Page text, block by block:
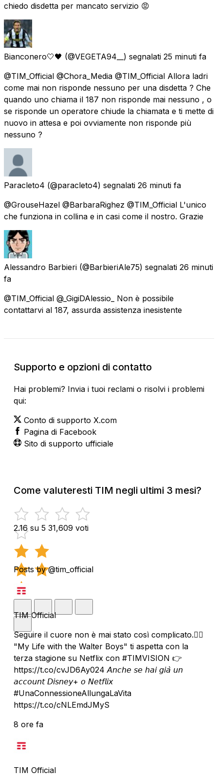
chiedo disdetta per mancato servizio 😡
Bianconero🤍🖤 (@VEGETA94__) segnalati 25 minuti fa
@TIM_Official @Chora_Media @TIM_Official Allora ladri
come mai non risponde nessuno per una disdetta ? Che
quando uno chiama il 187 non risponde mai nessuno , o
se risponde un operatore chiude la chiamata e ti mette di
nuovo in attesa e poi ovviamente non risponde più
nessuno ?
Paracleto4 (@paracleto4) segnalati 26 minuti fa
@GrouseHazel @BarbaraRighez @TIM_Official L'unico
che funziona in collina e in casi come il nostro. Grazie
Alessandro Barbieri (@BarbieriAle75) segnalati 26 minuti
fa
@TIM_Official @_GigiDAlessio_ Non è possibile
contattarvi al 187, assurda assistenza inesistente
Supporto e opzioni di contatto
Hai problemi? Invia i tuoi reclami o risolvi i problemi
qui:
Conto di supporto X.com
Pagina di Facebook
Sito di supporto ufficiale
Come valuteresti TIM negli ultimi 3 mesi?
2.16 su 5 31,609 voti
Posts by @tim_official
TIM Official
Seguire il cuore non è mai stato così complicato.❤️‍🔥
"My Life with the Walter Boys" ti aspetta con la
terza stagione su Netflix con #TIMVISION 👉
https://t.co/cvJD6Ay024 𝘈𝘯𝘤𝘩𝘦 𝘴𝘦 𝘩𝘢𝘪 𝘨𝘪𝘢̀ 𝘶𝘯
𝘢𝘤𝘤𝘰𝘶𝘯𝘵 𝘋𝘪𝘴𝘯𝘦𝘺+ 𝘰 𝘕𝘦𝘵𝘧𝘭𝘪𝘹
#UnaConnessioneAllungaLaVita
https://t.co/cNLEmdJMyS
8 ore fa
TIM Official